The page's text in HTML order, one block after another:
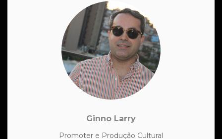
Ginno Larry
Promoter e Produção Cultural